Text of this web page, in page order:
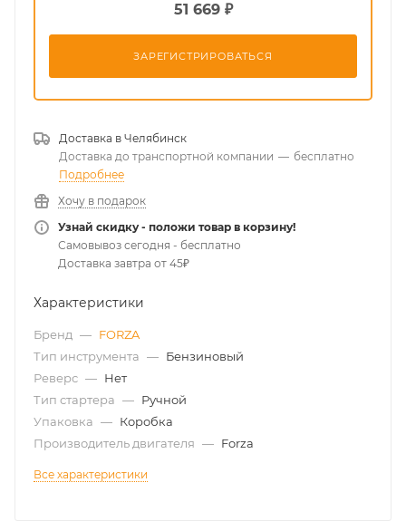
51 669 ₽
ЗАРЕГИСТРИРОВАТЬСЯ
Доставка в Челябинск
Доставка до транспортной компании — бесплатно
Подробнее
Хочу в подарок
Узнай скидку - положи товар в корзину!
Самовывоз сегодня - бесплатно
Доставка завтра от 45₽
Характеристики
Бренд — FORZA
Тип инструмента — Бензиновый
Реверс — Нет
Тип стартера — Ручной
Упаковка — Коробка
Производитель двигателя — Forza
Все характеристики